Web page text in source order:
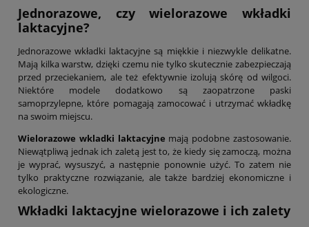
Jednorazowe, czy wielorazowe wkładki
laktacyjne?
Jednorazowe wkładki laktacyjne są miękkie i niezwykle delikatne.
Mają kilka warstw, dzięki czemu nie tylko skutecznie zabezpieczają
przed przeciekaniem, ale też efektywnie izolują skórę od wilgoci.
Niektóre modele dodatkowo są zaopatrzone paski
samoprzylepne, które pomagają zamocować i utrzymać wkładkę
na swoim miejscu.
Wielorazowe wkladki laktacyjne mają podobne zastosowanie.
Niewątpliwą jednak ich zaletą jest to, że kiedy się zamoczą, można
je wyprać, wysuszyć, a następnie ponownie użyć. To zatem nie
tylko praktyczne rozwiązanie, ale także bardziej ekonomiczne i
ekologiczne.
Wkładki laktacyjne wielorazowe i ich zalety